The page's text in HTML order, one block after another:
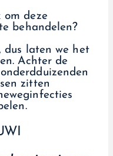
om deze
behandelen?
dus laten we het
Achter de
zitten